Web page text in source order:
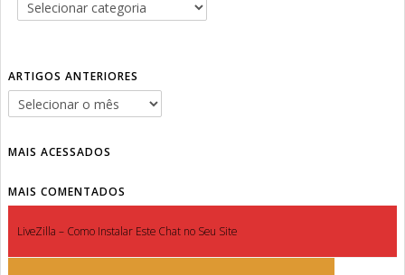
ARTIGOS ANTERIORES
MAIS ACESSADOS
MAIS COMENTADOS
LiveZilla – Como Instalar Este Chat no Seu Site